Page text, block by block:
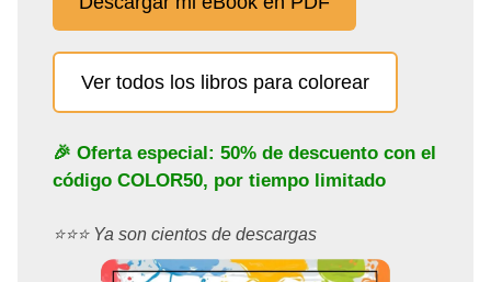
Ver todos los libros para colorear
🎉 Oferta especial: 50% de descuento con el
código COLOR50, por tiempo limitado
⭐️⭐️⭐️ Ya son cientos de descargas